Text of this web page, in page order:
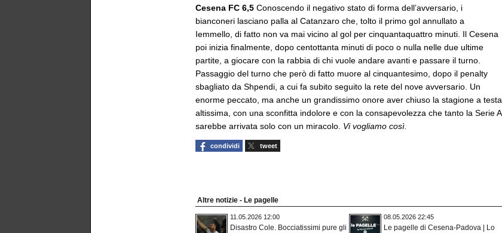
Cesena FC 6,5 Conoscendo il negativo stato di forma dell’avversario, i
bianconeri lasciano palla al Catanzaro che, tolto il primo gol annullato a
Iemmello, di fatto non va mai vicino al gol per cinquantaquattro minuti. Il Cesena
poi inizia finalmente, dopo centottanta minuti di poco o nulla nelle due ultime
partite, a giocare con la rabbia di chi vuole andare avanti e passare il turno.
Passaggio del turno che però di fatto muore al cinquantesimo, dopo il penalty
sbagliato da Shpendi, a cui fa subito seguito la rete del nove avversario. Un
enorme peccato, ma anche un grandissimo onore aver chiuso la stagione a testa
altissima, con una sconfitta indolore e con la consapevolezza che tanto la Serie A
sarebbe arrivata solo con un miracolo. Vi vogliamo così.
condividi tweet
Altre notizie - Le pagelle
11.05.2026 12:00
Disastro Cole. Bocciatissimi pure gli
08.05.2026 22:45
Le pagelle di Cesena-Padova | Lo